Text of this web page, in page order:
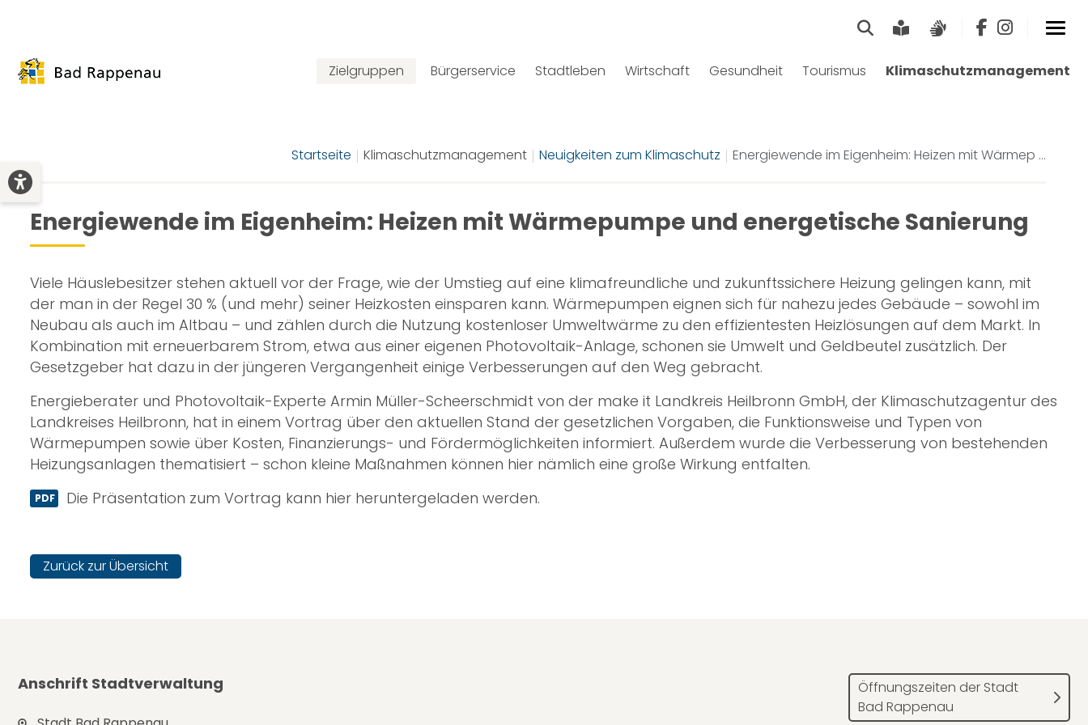
SucheLeichte Sprache
Zielgruppen Bürgerservice Stadtleben Wirtschaft Gesundheit Tourismus Klimaschutzmanagement
Startseite Klimaschutzmanagement Neuigkeiten zum Klimaschutz Energiewende im Eigenheim: Heizen mit Wärmep ...
Energiewende im Eigenheim: Heizen mit Wärmepumpe und energetische Sanierung
Viele Häuslebesitzer stehen aktuell vor der Frage, wie der Umstieg auf eine klimafreundliche und zukunftssichere Heizung gelingen kann, mit
der man in der Regel 30 % (und mehr) seiner Heizkosten einsparen kann. Wärmepumpen eignen sich für nahezu jedes Gebäude – sowohl im
Neubau als auch im Altbau – und zählen durch die Nutzung kostenloser Umweltwärme zu den effizientesten Heizlösungen auf dem Markt. In
Kombination mit erneuerbarem Strom, etwa aus einer eigenen Photovoltaik-Anlage, schonen sie Umwelt und Geldbeutel zusätzlich. Der
Gesetzgeber hat dazu in der jüngeren Vergangenheit einige Verbesserungen auf den Weg gebracht.
Energieberater und Photovoltaik-Experte Armin Müller-Scheerschmidt von der make it Landkreis Heilbronn GmbH, der Klimaschutzagentur des
Landkreises Heilbronn, hat in einem Vortrag über den aktuellen Stand der gesetzlichen Vorgaben, die Funktionsweise und Typen von
Wärmepumpen sowie über Kosten, Finanzierungs- und Fördermöglichkeiten informiert. Außerdem wurde die Verbesserung von bestehenden
Heizungsanlagen thematisiert – schon kleine Maßnahmen können hier nämlich eine große Wirkung entfalten.
Die Präsentation zum Vortrag kann hier heruntergeladen werden.
Zurück zur Übersicht
Anschrift Stadtverwaltung
Öffnungszeiten der Stadt
Bad Rappenau